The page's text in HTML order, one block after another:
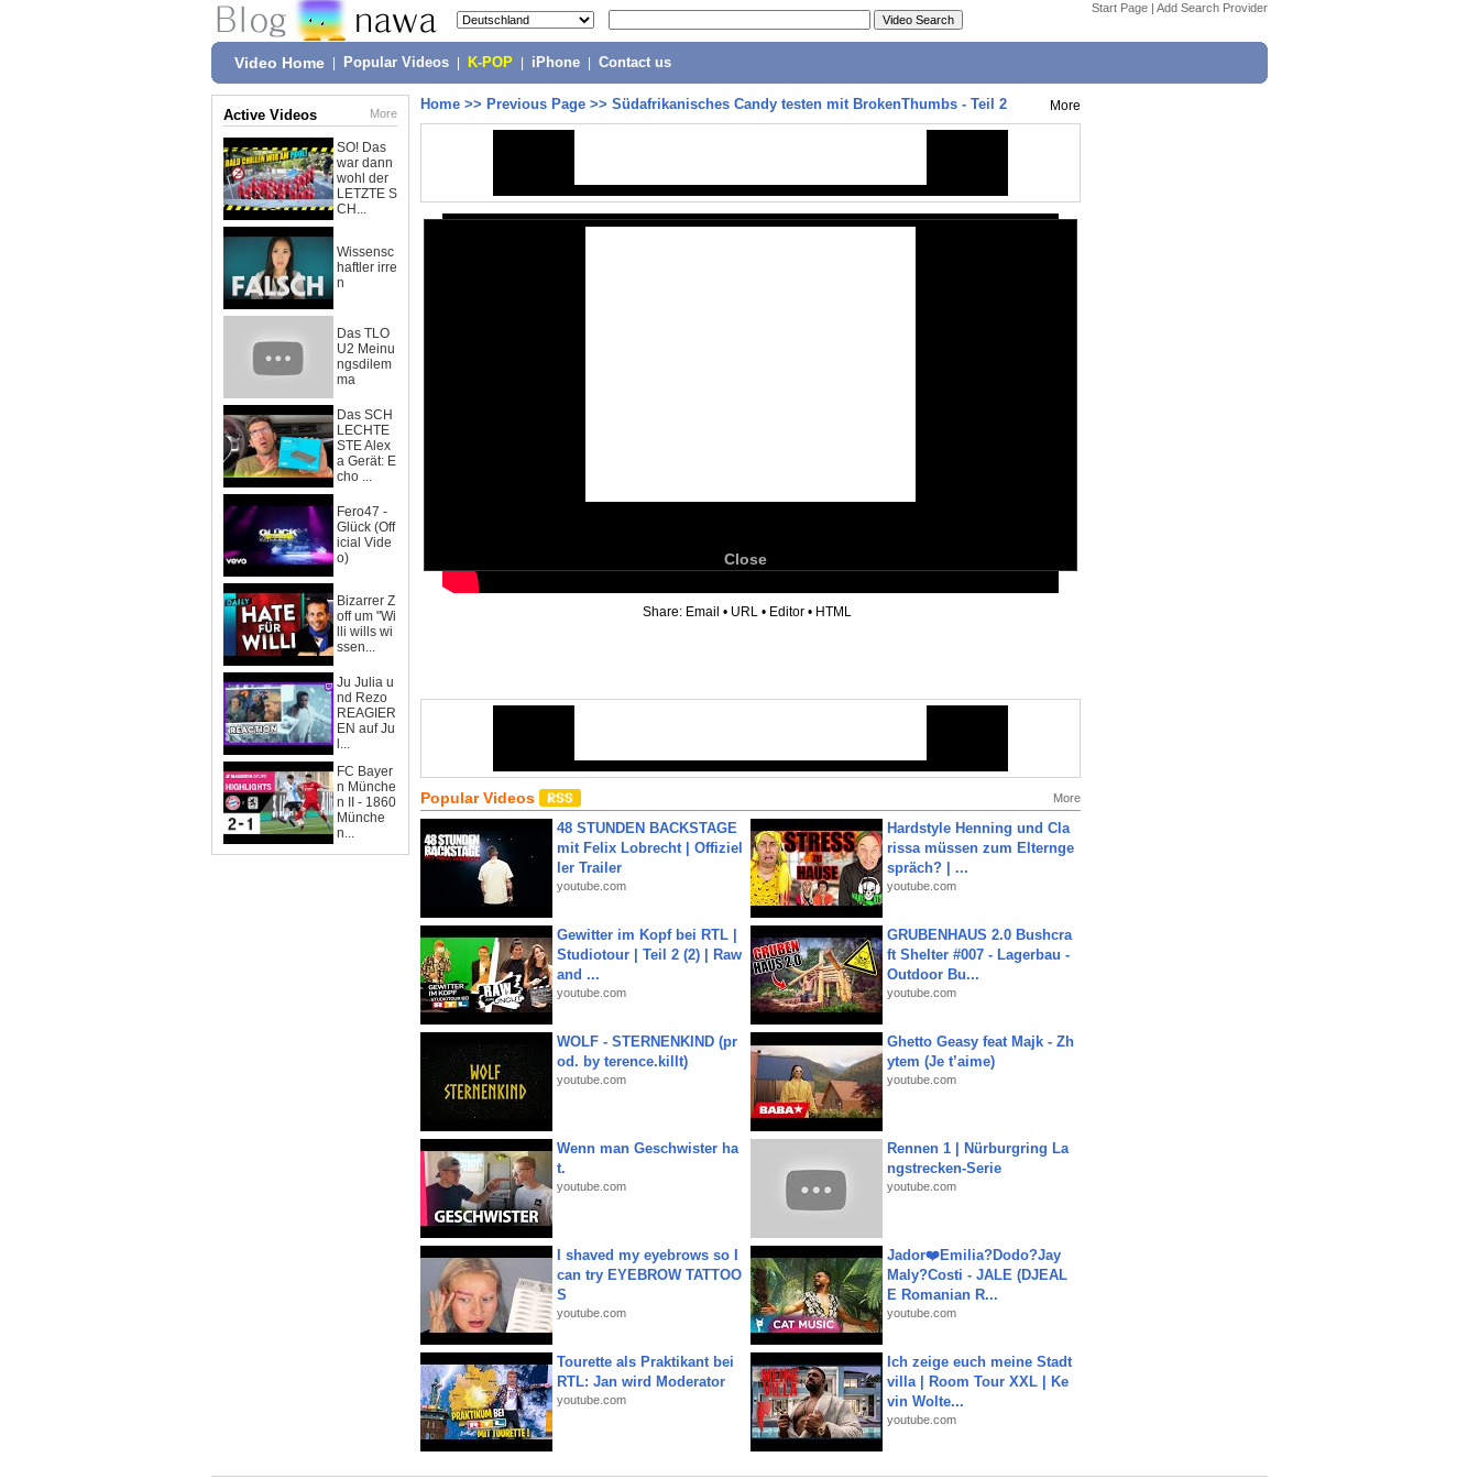
Start Page | Add Search Provider
Video Home Popular Videos K-POP iPhone Contact us
Active Videos More
SO! Das
war dann
wohl der
LETZTE S
CH...
Wissensc
haftler irre
n
Das TLO
U2 Meinu
ngsdilem
ma
Das SCH
LECHTE
STE Alex
a Gerät: E
cho ...
Fero47 -
Glück (Off
icial Vide
o)
Bizarrer Z
off um "Wi
lli wills wi
ssen...
Ju Julia u
nd Rezo
REAGIER
EN auf Ju
l...
FC Bayer
n Münche
n II - 1860
Münche
n...
Home >> Previous Page >> Südafrikanisches Candy testen mit BrokenThumbs - Teil 2 More
Close
Share: Email • URL • Editor • HTML
Popular Videos More
48 STUNDEN BACKSTAGE
mit Felix Lobrecht | Offiziel
ler Trailer
youtube.com
Hardstyle Henning und Cla
rissa müssen zum Elternge
spräch? | ...
youtube.com
Gewitter im Kopf bei RTL |
Studiotour | Teil 2 (2) | Raw
and ...
youtube.com
GRUBENHAUS 2.0 Bushcra
ft Shelter #007 - Lagerbau -
Outdoor Bu...
youtube.com
WOLF - STERNENKIND (pr
od. by terence.killt)
youtube.com
Ghetto Geasy feat Majk - Zh
ytem (Je t’aime)
youtube.com
Wenn man Geschwister ha
t.
youtube.com
Rennen 1 | Nürburgring La
ngstrecken-Serie
youtube.com
I shaved my eyebrows so I
can try EYEBROW TATTOO
S
youtube.com
Jador❤️Emilia?Dodo?Jay
Maly?Costi - JALE (DJEAL
E Romanian R...
youtube.com
Tourette als Praktikant bei
RTL: Jan wird Moderator
youtube.com
Ich zeige euch meine Stadt
villa | Room Tour XXL | Ke
vin Wolte...
youtube.com